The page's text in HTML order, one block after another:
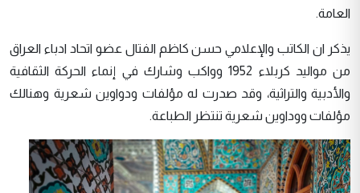
العامة.
يذكر ان الكاتب والإعلامي حسن كاظم الفتال عضو اتحاد ادباء العراق
من مواليد كربلاء 1952 وواكب وشارك في إنماء الحركة الثقافية
والأدبية والتراثية، وقد صدرت له مؤلفات ودواوين شعرية وهنالك
مؤلفات ووداوين شعرية تنتظر الطباعة.